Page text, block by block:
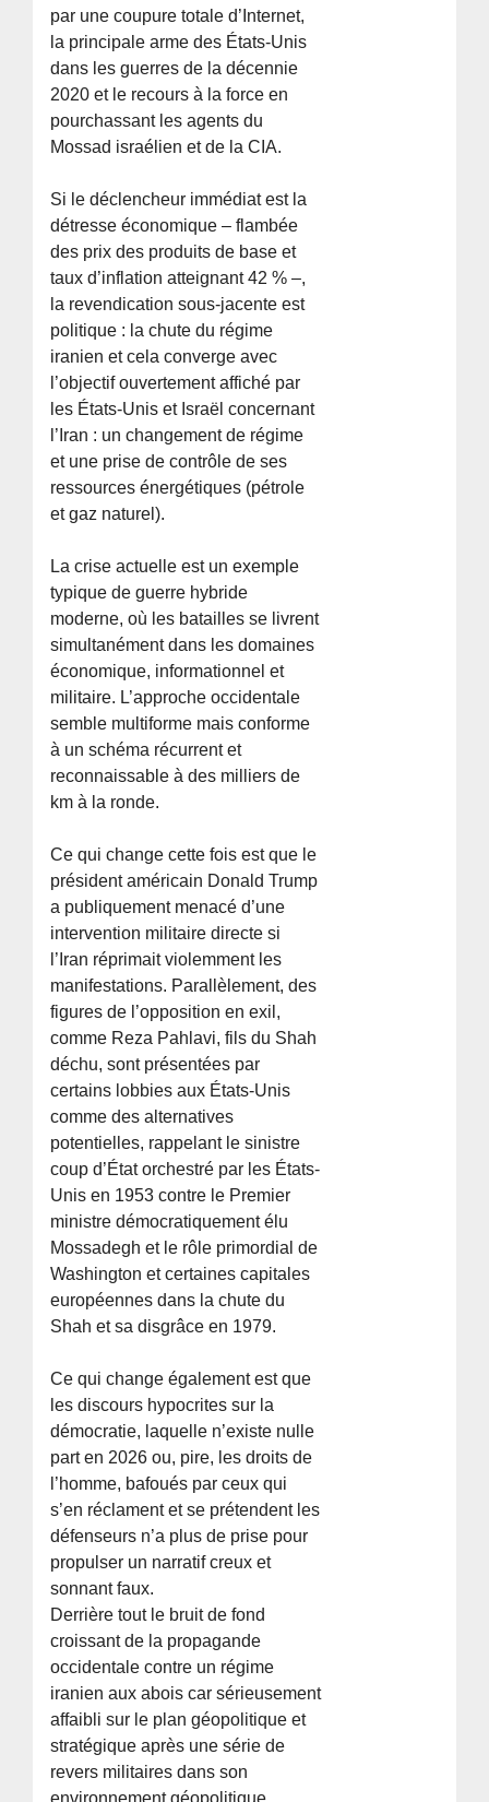
par une coupure totale d’Internet,
la principale arme des États-Unis
dans les guerres de la décennie
2020 et le recours à la force en
pourchassant les agents du
Mossad israélien et de la CIA.
Si le déclencheur immédiat est la
détresse économique – flambée
des prix des produits de base et
taux d’inflation atteignant 42 % –,
la revendication sous-jacente est
politique : la chute du régime
iranien et cela converge avec
l’objectif ouvertement affiché par
les États-Unis et Israël concernant
l’Iran : un changement de régime
et une prise de contrôle de ses
ressources énergétiques (pétrole
et gaz naturel).
La crise actuelle est un exemple
typique de guerre hybride
moderne, où les batailles se livrent
simultanément dans les domaines
économique, informationnel et
militaire. L’approche occidentale
semble multiforme mais conforme
à un schéma récurrent et
reconnaissable à des milliers de
km à la ronde.
Ce qui change cette fois est que le
président américain Donald Trump
a publiquement menacé d’une
intervention militaire directe si
l’Iran réprimait violemment les
manifestations. Parallèlement, des
figures de l’opposition en exil,
comme Reza Pahlavi, fils du Shah
déchu, sont présentées par
certains lobbies aux États-Unis
comme des alternatives
potentielles, rappelant le sinistre
coup d’État orchestré par les États-
Unis en 1953 contre le Premier
ministre démocratiquement élu
Mossadegh et le rôle primordial de
Washington et certaines capitales
européennes dans la chute du
Shah et sa disgrâce en 1979.
Ce qui change également est que
les discours hypocrites sur la
démocratie, laquelle n’existe nulle
part en 2026 ou, pire, les droits de
l’homme, bafoués par ceux qui
s’en réclament et se prétendent les
défenseurs n’a plus de prise pour
propulser un narratif creux et
sonnant faux.
Derrière tout le bruit de fond
croissant de la propagande
occidentale contre un régime
iranien aux abois car sérieusement
affaibli sur le plan géopolitique et
stratégique après une série de
revers militaires dans son
environnement géopolitique